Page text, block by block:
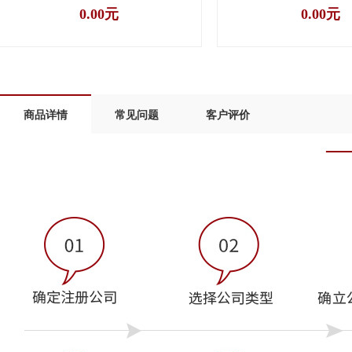
0.00元
面向个人自由职业者、网红、
问、培训师、个人店主等，帮
商品详情 常见问题 客户评价